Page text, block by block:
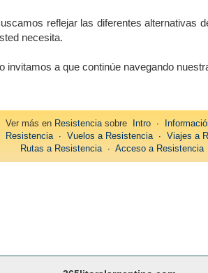
reflejar las diferentes alternativas
necesita.
invitamos a que continúe navegando
Ver más en Resistenciasobre Intro ∙
Resistencia∙Vuelos a Resistencia∙Viajes a
Rutas a Resistencia∙ Acceso a Resistencia